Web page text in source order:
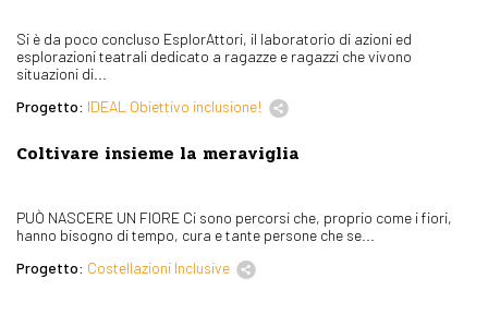
Si è da poco concluso EsplorAttori, il laboratorio di azioni ed
esplorazioni teatrali dedicato a ragazze e ragazzi che vivono
situazioni di...
Progetto: IDEAL Obiettivo inclusione!
Coltivare insieme la meraviglia
PUÒ NASCERE UN FIORE Ci sono percorsi che, proprio come i fiori,
hanno bisogno di tempo, cura e tante persone che se...
Progetto: Costellazioni Inclusive